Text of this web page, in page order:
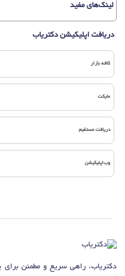
لینک‌های مفید
دریافت اپلیکیشن دکتریاب
کافه بازار
مایکت
دریافت مستقیم
وب‌اپلیکیشن
دکتریاب، راهی سریع و مطمئن برای